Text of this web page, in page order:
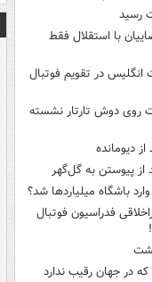
رسید
با استقلال فقط
در تقویم فوتبال
روی دوش تارتار نشسته
از دیومانده
از پیوستن به گل‌گهر
باشگاه میلیاردها شد؟
فدراسیون فوتبال
در جهان رقیب ندارد